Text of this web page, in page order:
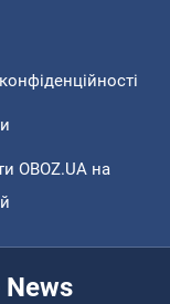
OBOZ.UA на
News